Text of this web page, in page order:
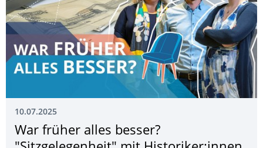
10.07.2025
War früher alles besser?